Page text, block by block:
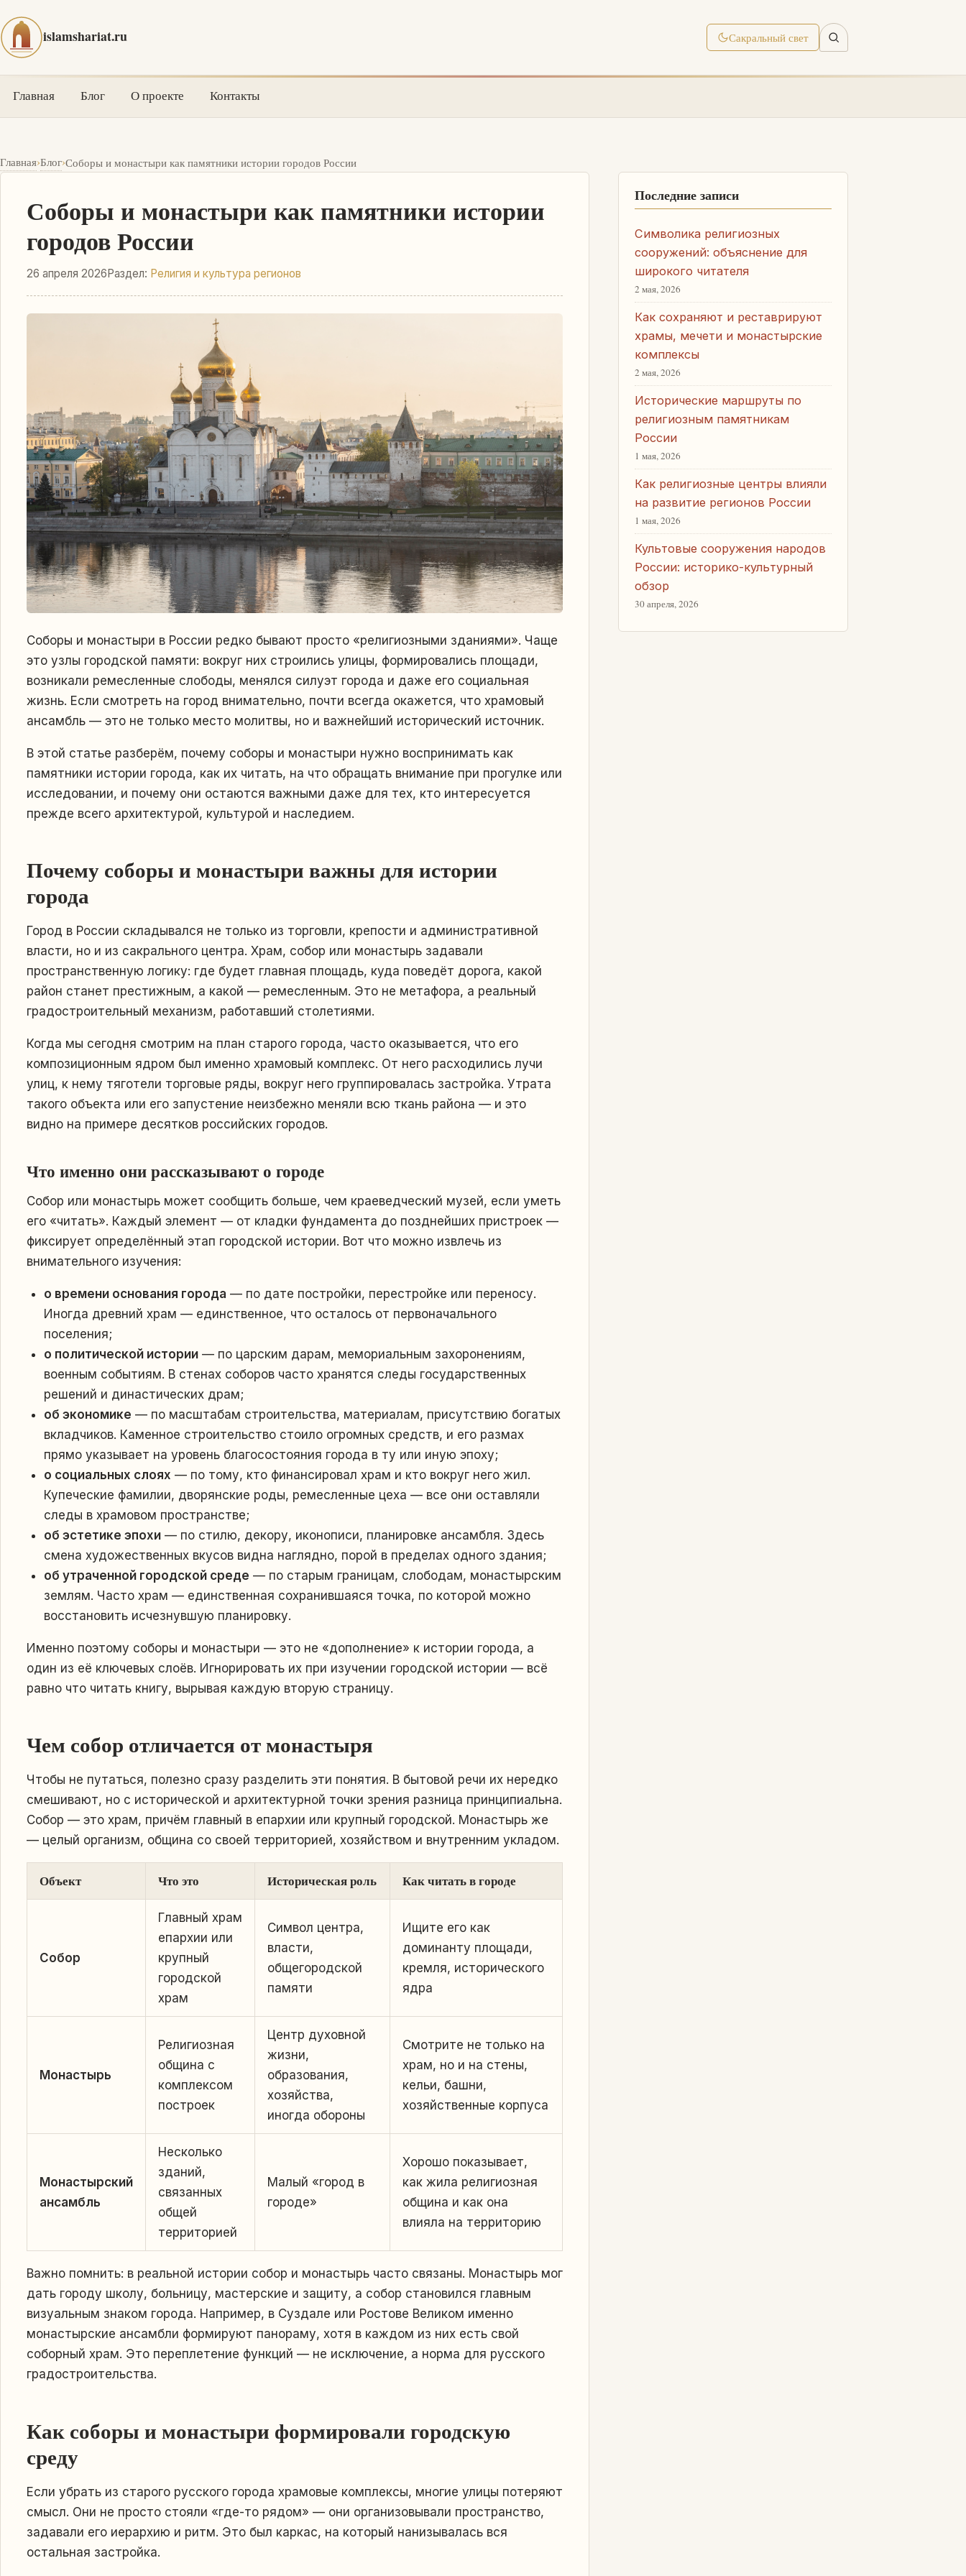
islamshariat.ru Сакральный свет
Главная Блог О проекте Контакты
Главная›Блог›Соборы и монастыри как памятники истории городов России
Соборы и монастыри как памятники истории
городов России
26 апреля 2026Раздел: Религия и культура регионов
Соборы и монастыри в России редко бывают просто «религиозными зданиями». Чаще
это узлы городской памяти: вокруг них строились улицы, формировались площади,
возникали ремесленные слободы, менялся силуэт города и даже его социальная
жизнь. Если смотреть на город внимательно, почти всегда окажется, что храмовый
ансамбль — это не только место молитвы, но и важнейший исторический источник.
В этой статье разберём, почему соборы и монастыри нужно воспринимать как
памятники истории города, как их читать, на что обращать внимание при прогулке или
исследовании, и почему они остаются важными даже для тех, кто интересуется
прежде всего архитектурой, культурой и наследием.
Почему соборы и монастыри важны для истории
города
Город в России складывался не только из торговли, крепости и административной
власти, но и из сакрального центра. Храм, собор или монастырь задавали
пространственную логику: где будет главная площадь, куда поведёт дорога, какой
район станет престижным, а какой — ремесленным. Это не метафора, а реальный
градостроительный механизм, работавший столетиями.
Когда мы сегодня смотрим на план старого города, часто оказывается, что его
композиционным ядром был именно храмовый комплекс. От него расходились лучи
улиц, к нему тяготели торговые ряды, вокруг него группировалась застройка. Утрата
такого объекта или его запустение неизбежно меняли всю ткань района — и это
видно на примере десятков российских городов.
Что именно они рассказывают о городе
Собор или монастырь может сообщить больше, чем краеведческий музей, если уметь
его «читать». Каждый элемент — от кладки фундамента до позднейших пристроек —
фиксирует определённый этап городской истории. Вот что можно извлечь из
внимательного изучения:
о времени основания города — по дате постройки, перестройке или переносу.
Иногда древний храм — единственное, что осталось от первоначального
поселения;
о политической истории— по царским дарам, мемориальным захоронениям,
военным событиям. В стенах соборов часто хранятся следы государственных
решений и династических драм;
об экономике — по масштабам строительства, материалам, присутствию богатых
вкладчиков. Каменное строительство стоило огромных средств, и его размах
прямо указывает на уровень благосостояния города в ту или иную эпоху;
о социальных слоях — по тому, кто финансировал храм и кто вокруг него жил.
Купеческие фамилии, дворянские роды, ремесленные цеха — все они оставляли
следы в храмовом пространстве;
об эстетике эпохи— по стилю, декору, иконописи, планировке ансамбля. Здесь
смена художественных вкусов видна наглядно, порой в пределах одного здания;
об утраченной городской среде — по старым границам, слободам, монастырским
землям. Часто храм — единственная сохранившаяся точка, по которой можно
восстановить исчезнувшую планировку.
Именно поэтому соборы и монастыри — это не «дополнение» к истории города, а
один из её ключевых слоёв. Игнорировать их при изучении городской истории — всё
равно что читать книгу, вырывая каждую вторую страницу.
Чем собор отличается от монастыря
Чтобы не путаться, полезно сразу разделить эти понятия. В бытовой речи их нередко
смешивают, но с исторической и архитектурной точки зрения разница принципиальна.
Собор — это храм, причём главный в епархии или крупный городской. Монастырь же
— целый организм, община со своей территорией, хозяйством и внутренним укладом.
Объект Что это Историческая роль Как читать в городе
Собор
Главный храм
епархии или
крупный
городской
храм
Символ центра,
власти,
общегородской
памяти
Ищите его как
доминанту площади,
кремля, исторического
ядра
Монастырь
Религиозная
община с
комплексом
построек
Центр духовной
жизни,
образования,
хозяйства,
иногда обороны
Смотрите не только на
храм, но и на стены,
кельи, башни,
хозяйственные корпуса
Монастырский
ансамбль
Несколько
зданий,
связанных
общей
территорией
Малый «город в
городе»
Хорошо показывает,
как жила религиозная
община и как она
влияла на территорию
Важно помнить: в реальной истории собор и монастырь часто связаны. Монастырь мог
дать городу школу, больницу, мастерские и защиту, а собор становился главным
визуальным знаком города. Например, в Суздале или Ростове Великом именно
монастырские ансамбли формируют панораму, хотя в каждом из них есть свой
соборный храм. Это переплетение функций — не исключение, а норма для русского
градостроительства.
Как соборы и монастыри формировали городскую
среду
Если убрать из старого русского города храмовые комплексы, многие улицы потеряют
смысл. Они не просто стояли «где-то рядом» — они организовывали пространство,
задавали его иерархию и ритм. Это был каркас, на который нанизывалась вся
остальная застройка.
Последние записи
Символика религиозных
сооружений: объяснение для
широкого читателя
2 мая, 2026
Как сохраняют и реставрируют
храмы, мечети и монастырские
комплексы
2 мая, 2026
Исторические маршруты по
религиозным памятникам
России
1 мая, 2026
Как религиозные центры влияли
на развитие регионов России
1 мая, 2026
Культовые сооружения народов
России: историко-культурный
обзор
30 апреля, 2026